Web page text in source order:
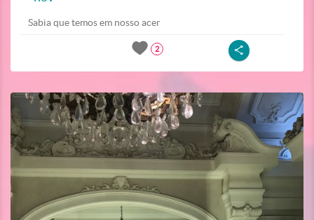
Sabia que temos em nosso acer
2